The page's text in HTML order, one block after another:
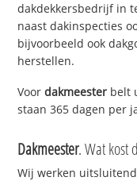
dakdekkersbedrijf in
naast dakinspecties
bijvoorbeeld ook
herstellen.
Voordakmeester belt
staan 365 dagen per
Dakmeester. Wat kost
Wij werken